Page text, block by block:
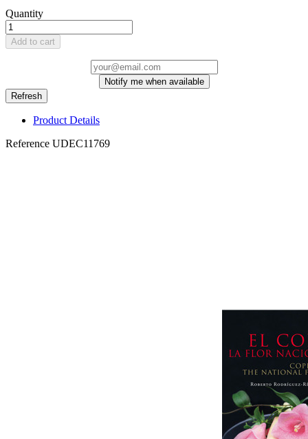
Quantity
Add to cart
Notify me when available
Product Details
Reference UDEC11769